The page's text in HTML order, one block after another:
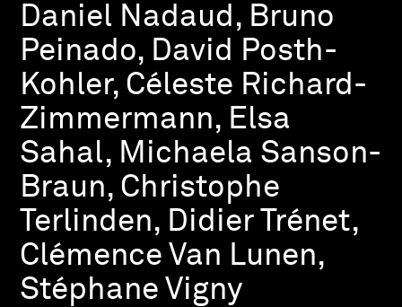
Daniel Nadaud, Bruno
Peinado, David Posth-
Kohler, Céleste Richard-
Zimmermann, Elsa
Sahal, Michaela Sanson-
Braun, Christophe
Terlinden, Didier Trénet,
Clémence Van Lunen,
Stéphane Vigny